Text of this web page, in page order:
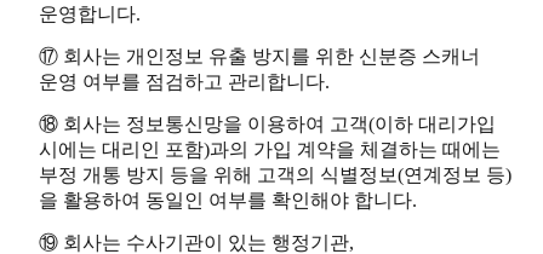
운영합니다.
⑰ 회사는 개인정보 유출 방지를 위한 신분증 스캐너
운영 여부를 점검하고 관리합니다.
⑱ 회사는 정보통신망을 이용하여 고객(이하 대리가입
시에는 대리인 포함)과의 가입 계약을 체결하는 때에는
부정 개통 방지 등을 위해 고객의 식별정보(연계정보 등)
을 활용하여 동일인 여부를 확인해야 합니다.
⑲ 회사는 수사기관이 있는 행정기관,